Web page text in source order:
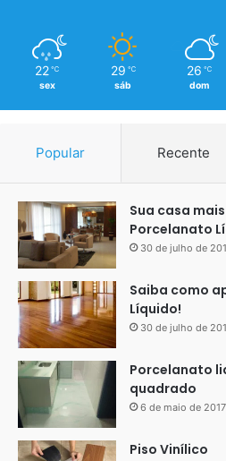
22 ℃
sex
29 ℃
sáb
26 ℃
dom
Popular Recente
Sua casa
Porcelanato
30 de julho de
Saiba como
Líquido!
30 de julho de
Porcelanato
quadrado
6 de maio de 2017
Piso Vinílico